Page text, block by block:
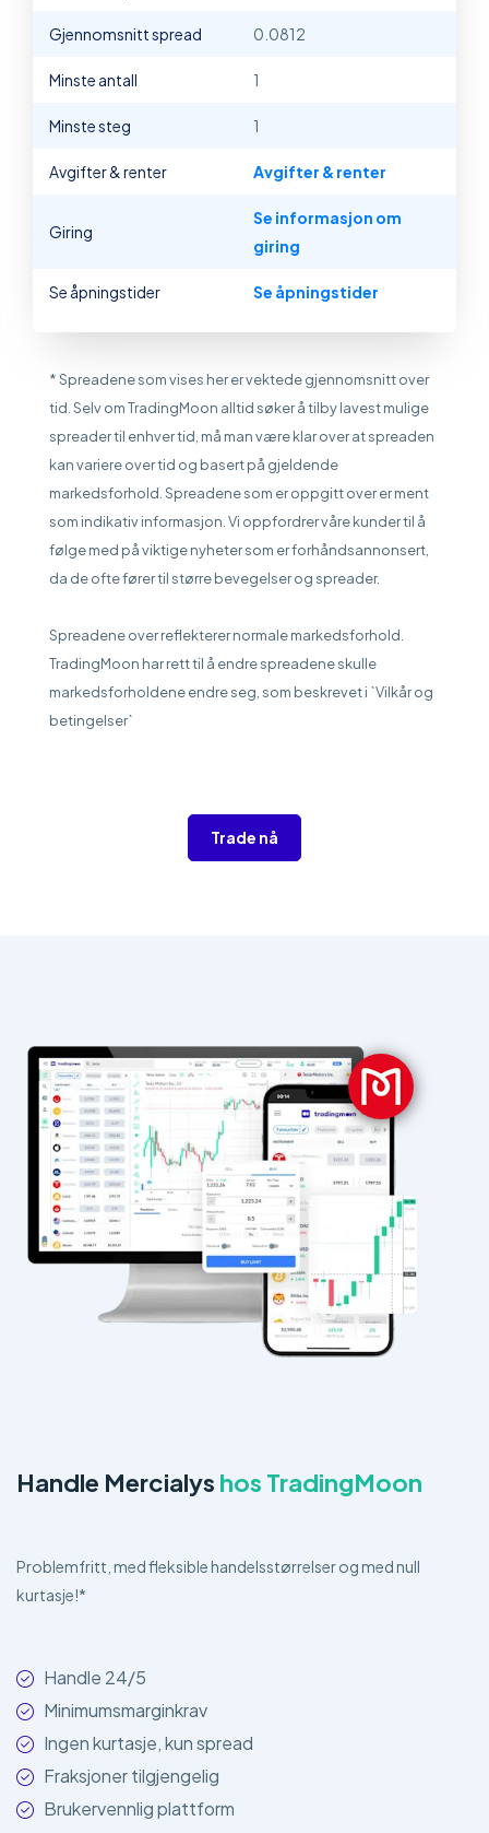
Gjennomsnitt spread 0.0812
Minste antall 1
Minste steg 1
Avgifter & renter Avgifter & renter
Giring
Se informasjon om
giring
Se åpningstider Se åpningstider
* Spreadene som vises her er vektede gjennomsnitt over
tid. Selv om TradingMoon alltid søker å tilby lavest mulige
spreader til enhver tid, må man være klar over at spreaden
kan variere over tid og basert på gjeldende
markedsforhold. Spreadene som er oppgitt over er ment
som indikativ informasjon. Vi oppfordrer våre kunder til å
følge med på viktige nyheter som er forhåndsannonsert,
da de ofte fører til større bevegelser og spreader.
Spreadene over reflekterer normale markedsforhold.
TradingMoon har rett til å endre spreadene skulle
markedsforholdene endre seg, som beskrevet i `Vilkår og
betingelser`
Trade nå
Handle Mercialys hos TradingMoon
Problemfritt, med fleksible handelsstørrelser og med null
kurtasje!*
Handle 24/5
Minimumsmarginkrav
Ingen kurtasje, kun spread
Fraksjoner tilgjengelig
Brukervennlig plattform